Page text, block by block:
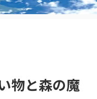
物と森の魔